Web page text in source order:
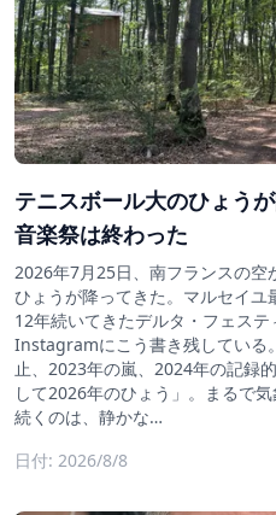
テニスボール大のひょう
音楽祭は終わった
2026年7月25日、南フランスの
ひょうが降ってきた。マルセイ
12年続いてきたデルタ・フェス
Instagramにこう書き残している
止、2023年の嵐、2024年の記録
して2026年のひょう」。まるで
続くのは、静かな…
日付: 2026/8/8